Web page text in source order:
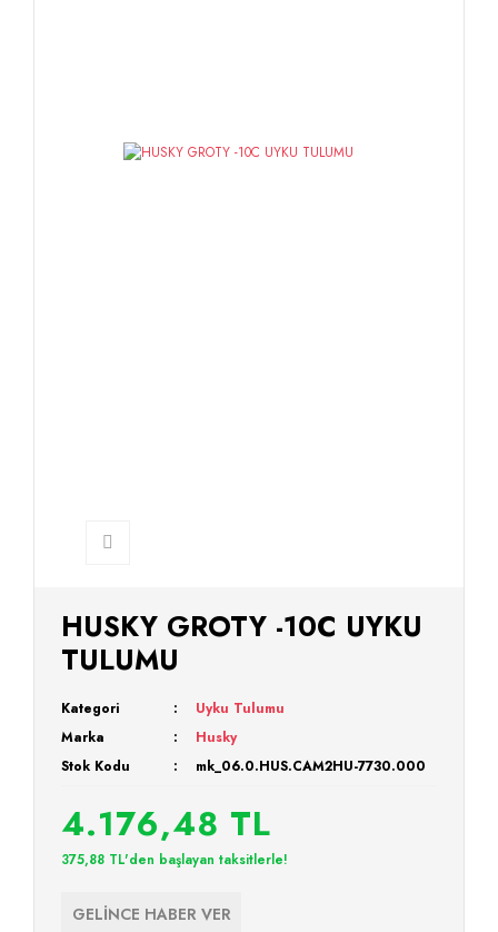
HUSKY GROTY -10C UYKU
TULUMU
Kategori
Uyku Tulumu
Marka
Husky
Stok Kodu
mk_06.0.HUS.CAM2HU-7730.000
4.176,48 TL
375,88 TL'den başlayan taksitlerle!
GELİNCE HABER VER